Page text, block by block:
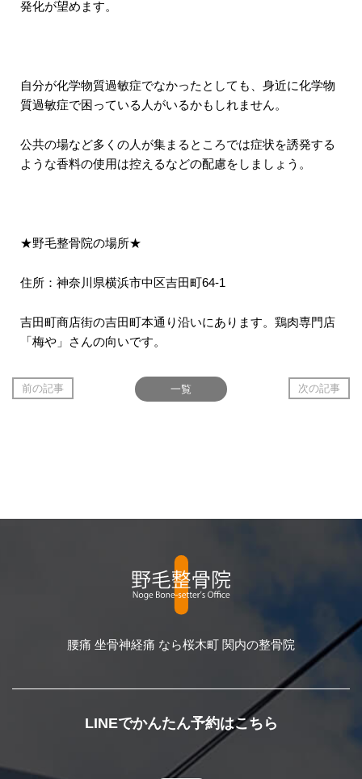
発化が望めます。
自分が化学物質過敏症でなかったとしても、身近に化学物
質過敏症で困っている人がいるかもしれません。
公共の場など多くの人が集まるところでは症状を誘発する
ような香料の使用は控えるなどの配慮をしましょう。
★野毛整骨院の場所★
住所：神奈川県横浜市中区吉田町64-1
吉田町商店街の吉田町本通り沿いにあります。鶏肉専門店
「梅や」さんの向いです。
前の記事 一覧 次の記事
腰痛 坐骨神経痛 なら桜木町 関内の整骨院
LINEでかんたん予約はこちら